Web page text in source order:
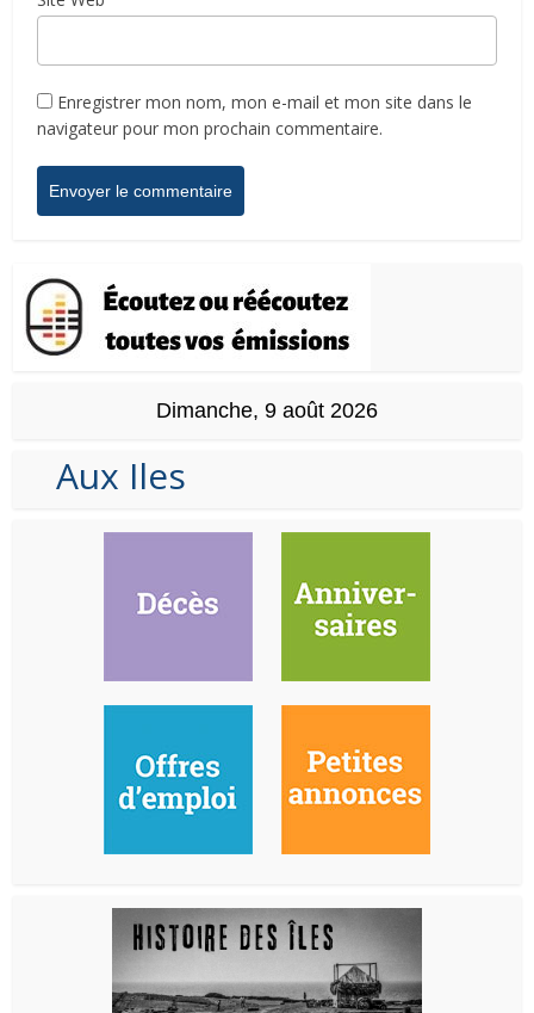
Enregistrer mon nom, mon e-mail et mon site dans le
navigateur pour mon prochain commentaire.
Dimanche, 9 août 2026
Aux Iles